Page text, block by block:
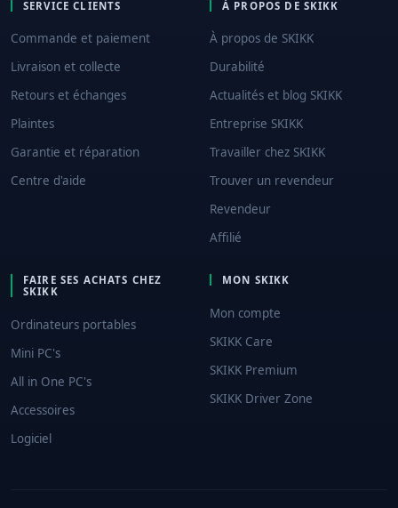
SERVICE CLIENTS
Commande et paiement
Livraison et collecte
Retours et échanges
Plaintes
Garantie et réparation
Centre d'aide
À PROPOS DE SKIKK
À propos de SKIKK
Durabilité
Actualités et blog SKIKK
Entreprise SKIKK
Travailler chez SKIKK
Trouver un revendeur
Revendeur
Affilié
FAIRE SES ACHATS CHEZ
SKIKK
Ordinateurs portables
Mini PC's
All in One PC's
Accessoires
Logiciel
MON SKIKK
Mon compte
SKIKK Care
SKIKK Premium
SKIKK Driver Zone